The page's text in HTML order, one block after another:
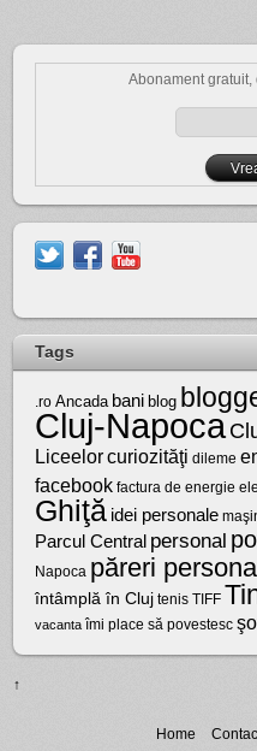
Abonament
Tags
.ro Ancada bani blog
Cluj-Napoca
Liceelorcuriozităţi dileme
facebook factura de energie
Ghiţă idei personale
Parcul Central personal
Napoca păreri
întâmplă în Cluj tenis TIFF
vacanta îmi place să povestesc
↑
Home